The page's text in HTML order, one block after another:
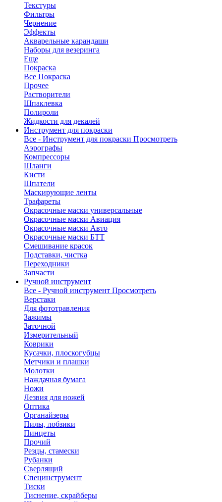
Текстуры
Фильтры
Чернение
Эффекты
Акварельные карандаши
Наборы для везеринга
Еще
Покраска
Все Покраска
Прочее
Растворители
Шпаклевка
Полироли
Жидкости для декалей
Инструмент для покраски
Все - Инструмент для покраски Просмотреть
Аэрографы
Компрессоры
Шланги
Кисти
Шпатели
Маскирующие ленты
Трафареты
Окрасочные маски универсальные
Окрасочные маски Авиация
Окрасочные маски Авто
Окрасочные маски БТТ
Смешивание красок
Подставки, чистка
Переходники
Запчасти
Ручной инструмент
Все - Ручной инструмент Просмотреть
Верстаки
Для фототравления
Зажимы
Заточной
Измерительный
Коврики
Кусачки, плоскогубцы
Метчики и плашки
Молотки
Наждачная бумага
Ножи
Лезвия для ножей
Оптика
Органайзеры
Пилы, лобзики
Пинцеты
Прочий
Резцы, стамески
Рубанки
Сверлящий
Специнструмент
Тиски
Тиснение, скрайберы